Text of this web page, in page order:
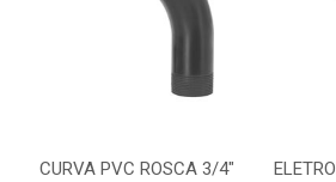
CURVA PVC ROSCA 3/4"